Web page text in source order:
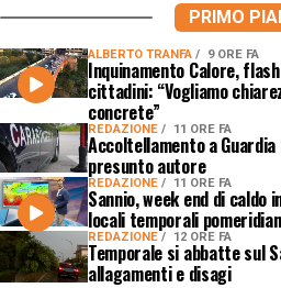
PRIMO
ALBERTO TRANFA 9 ORE FA
Inquinamento Calore,
cittadini: “Vogliamo
concrete”
REDAZIONE 11 ORE FA
Accoltellamento a
presunto autore
REDAZIONE 11 ORE FA
Sannio, week end di
locali temporali
REDAZIONE 12 ORE FA
Temporale si abbatte sul
allagamenti e disagi